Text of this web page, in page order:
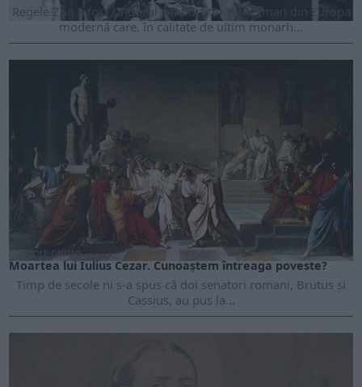
Regele Zog a fost singurul conducător musulman din Europa
modernă care, în calitate de ultim monarh...
ARTICOLE ONLINE
Moartea lui Iulius Cezar. Cunoaștem întreaga poveste?
Timp de secole ni s-a spus că doi senatori romani, Brutus și
Cassius, au pus la...